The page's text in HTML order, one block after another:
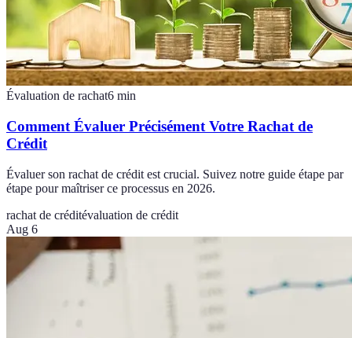
Évaluation de rachat6 min
Comment Évaluer Précisément Votre Rachat de
Crédit
Évaluer son rachat de crédit est crucial. Suivez notre guide étape par
étape pour maîtriser ce processus en 2026.
rachat de créditévaluation de crédit
Aug 6